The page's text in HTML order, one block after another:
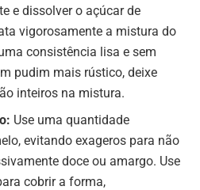
e dissolver o açúcar de
vigorosamente a mistura do
consistência lisa e sem
pudim mais rústico, deixe
inteiros na mistura.
Use uma quantidade
evitando exageros para não
doce ou amargo. Use
cobrir a forma,